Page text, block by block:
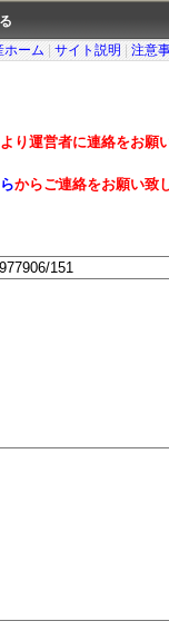
ホーム サイト説明 注意
り運営者に連絡をお願
からご連絡をお願い致